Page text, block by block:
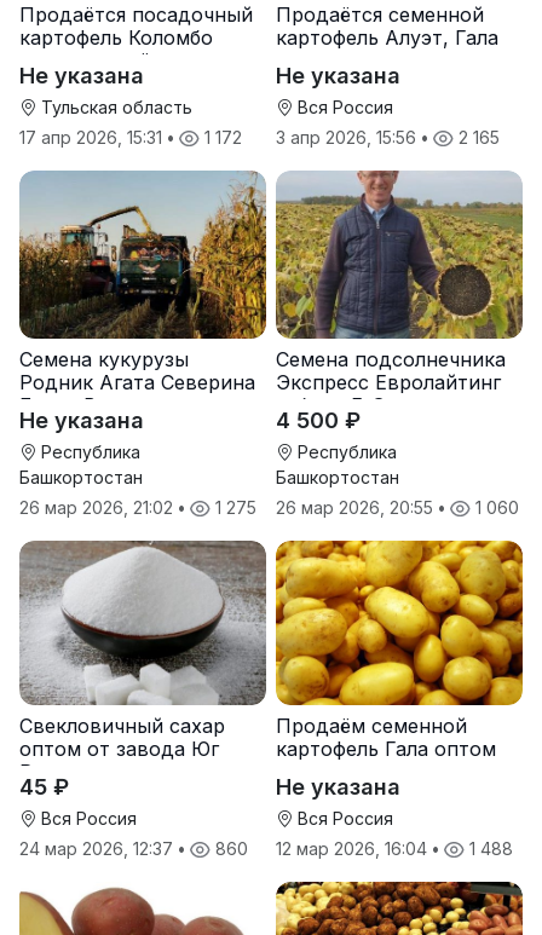
Продаётся посадочный
картофель Коломбо
оптом от трёх тонн
Не указана
Тульская область
17 апр 2026, 15:31 • 1 172
Продаётся семенной
картофель Алуэт, Гала
Не указана
Вся Россия
3 апр 2026, 15:56 • 2 165
Семена кукурузы
Родник Агата Северина
Берта Вилора
Прохладненский Дарина
Росс Машук Катерина
Не указана
Республика
Башкортостан
26 мар 2026, 21:02 • 1 275
Семена подсолнечника
Экспресс Евролайтинг
гибрид F-G+
4 500 ₽
Республика
Башкортостан
26 мар 2026, 20:55 • 1 060
Свекловичный сахар
оптом от завода Юг
Руси
45 ₽
Вся Россия
24 мар 2026, 12:37 • 860
Продаём семенной
картофель Гала оптом
Не указана
Вся Россия
12 мар 2026, 16:04 • 1 488